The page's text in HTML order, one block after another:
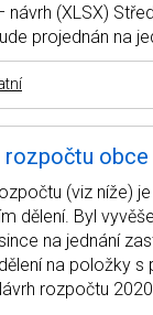
(XLSX)
projednán na
rozpočtu
(viz níže)
dělení. Byl
na jednání
na položky
rozpočtu